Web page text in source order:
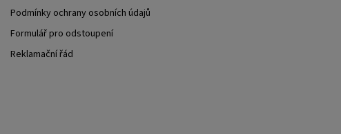
Podmínky ochrany osobních údajů
Formulář pro odstoupení
Reklamační řád